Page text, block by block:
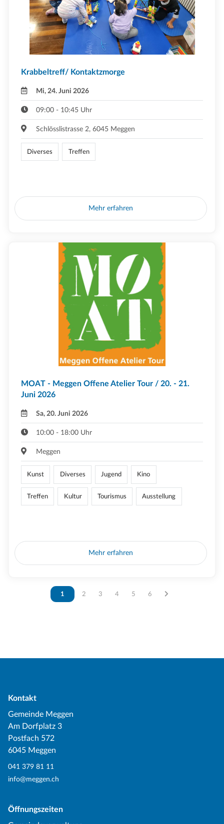
Krabbeltreff/ Kontaktzmorge
Mi, 24. Juni 2026
09:00 - 10:45 Uhr
Schlösslistrasse 2, 6045 Meggen
Diverses Treffen
Mehr erfahren
MOAT - Meggen Offene Atelier Tour / 20. - 21.
Juni 2026
Sa, 20. Juni 2026
10:00 - 18:00 Uhr
Meggen
Kunst Diverses Jugend Kino
Treffen Kultur Tourismus Ausstellung
Mehr erfahren
Vous êtes sur la page
1 Vous êtes sur la page
2 Vous êtes sur la page
3 Vous êtes sur la page
4 Vous êtes sur la page
5 Vous êtes sur la page
6
Kontakt
Gemeinde Meggen
Am Dorfplatz 3
Postfach 572
6045 Meggen
041 379 81 11
info@meggen.ch
Öffnungszeiten